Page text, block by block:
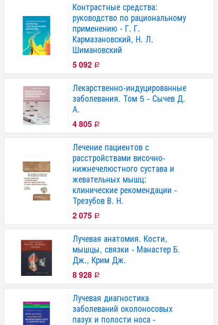
Контрастные средства:
руководство по рациональному
применению - Г. Г.
Кармазановский, Н. Л. ​
Шимановский
5 092 Р
Лекарственнo-индуцированные
заболевания. Том 5 - Сычев Д.
А.
4 805 Р
Лечение пациентов с
расстройствами височно-
нижнечелюстного сустава и
жевательных мышц:
клинические рекомендации -
Трезубов В. Н.
2 075 Р
Лучевая анатомия. Кости,
мышцы, связки - Манастер Б.
Дж., Крим Дж.
8 928 Р
Лучевая диагностика
заболеваний околоносовых
пазух и полости носа -